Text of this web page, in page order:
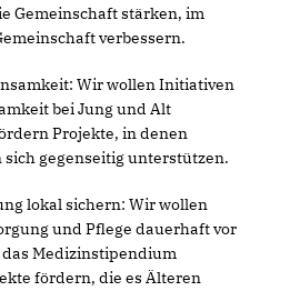
Gemeinschaft stärken, im
verbessern.
Wir wollen Initiativen
bei Jung und Alt
Projekte, in denen
gegenseitig unterstützen.
lokal sichern: Wir wollen
und Pflege dauerhaft vor
Medizinstipendium
fördern, die es Älteren